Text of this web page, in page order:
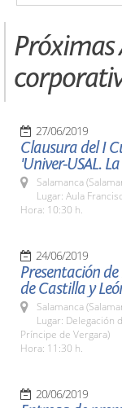
Próximas
27/06/2019
Clausura del I
'Univer-USAL.
Salamanca
Lugar: Aula
Hora: 10:30 h.
24/06/2019
Presentación
de Castilla y
Salamanca
Lugar: Delegación
Príncipe de Vergara)
Hora: 11:30 h.
20/06/2019